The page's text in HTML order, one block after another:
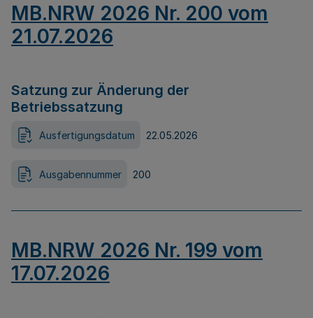
MB.NRW 2026 Nr. 200 vom
21.07.2026
Satzung zur Änderung der
Betriebssatzung
Ausfertigungsdatum 22.05.2026
Ausgabennummer 200
MB.NRW 2026 Nr. 199 vom
17.07.2026